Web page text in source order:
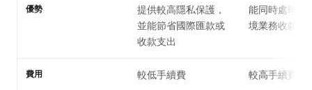
優勢
提供較高隱私保護，
並能節省國際匯款或
收款支出
能同時處理本
境業務收款
費用 較低手續費 較高手續費